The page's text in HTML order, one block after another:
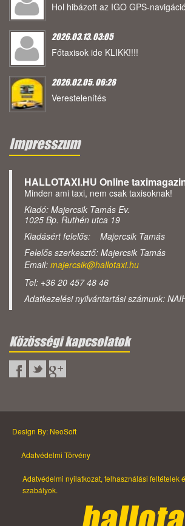
Hol hibázott az IGO GPS-
2026.03.13. 03:05
Főtaxisok ide KLIKK!!!!
2026.02.05. 06:28
Verestelenítés
Impresszum
HALLOTAXI.HU Online
Minden ami taxi, nem csak taxisoknak!
Kiadó: Majercsik Tamás Ev.
1025 Bp. Ruthén utca 19
Kiadásért felelős: Majercsik Tamás
Felelős szerkesztő: Majercsik Tamás
Email: majercsik@hallotaxi.hu
Tel: +36 20 457 48 46
Adatkezelési nyilvántartási számunk:
Közösségi kapcsolatok
Design By: NeoSoft
Adatvédelmi Törvény
Adatvédelmi nyilatkozat, felhasználási feltételek
szabályok.